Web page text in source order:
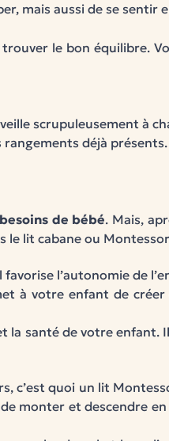
mais aussi de se sentir
le bon équilibre.
scrupuleusement à
rangements déjà présents.
besoins de bébé. Mais,
le lit cabane ou
favorise l’autonomie de
à votre enfant de créer
la santé de votre enfant.
c’est quoi un lit
monter et descendre